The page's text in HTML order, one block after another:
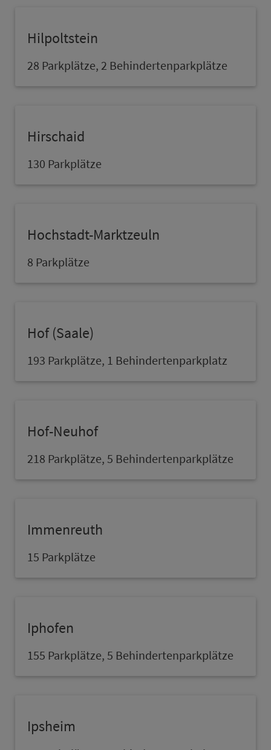
Hilpoltstein
28 Parkplätze, 2 Behindertenparkplätze
Hirschaid
130 Parkplätze
Hochstadt-Marktzeuln
8 Parkplätze
Hof (Saale)
193 Parkplätze, 1 Behindertenpark­platz
Hof-Neuhof
218 Parkplätze, 5 Behindertenparkplätze
Immenreuth
15 Parkplätze
Iphofen
155 Parkplätze, 5 Behindertenparkplätze
Ipsheim